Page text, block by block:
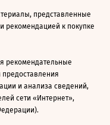
представленные
рекомендацией к покупке
рекомендательные
и анализа сведений,
сети «Интернет»,